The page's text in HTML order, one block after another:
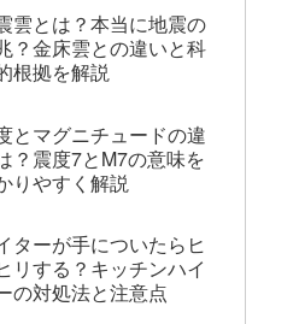
雲とは？本当に地震の
？金床雲との違いと科
根拠を解説
とマグニチュードの違
？震度7とM7の意味を
りやすく解説
ターが手についたらヒ
リする？キッチンハイ
の対処法と注意点